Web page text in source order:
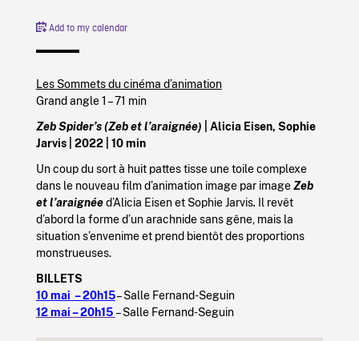
Add to my calendar
Les Sommets du cinéma d’animation
Grand angle 1 – 71 min
Zeb Spider’s (Zeb et l’araignée) | Alicia Eisen, Sophie
Jarvis | 2022 | 10 min
Un coup du sort à huit pattes tisse une toile complexe
dans le nouveau film d’animation image par imageZeb
et l’araignéed’Alicia Eisen et Sophie Jarvis. Il revêt
d’abord la forme d’un arachnide sans gêne, mais la
situation s’envenime et prend bientôt des proportions
monstrueuses.
BILLETS
10 mai – 20h15– Salle Fernand-Seguin
12 mai – 20h15– Salle Fernand-Seguin